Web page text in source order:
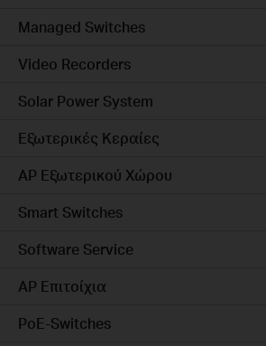
Managed Switches
Video Recorders
Solar Power System
Εξωτερικές Κεραίες
AP Εξωτερικού Χώρου
Smart Switches
Software Service
AP Επιτοίχια
PoE-Switches